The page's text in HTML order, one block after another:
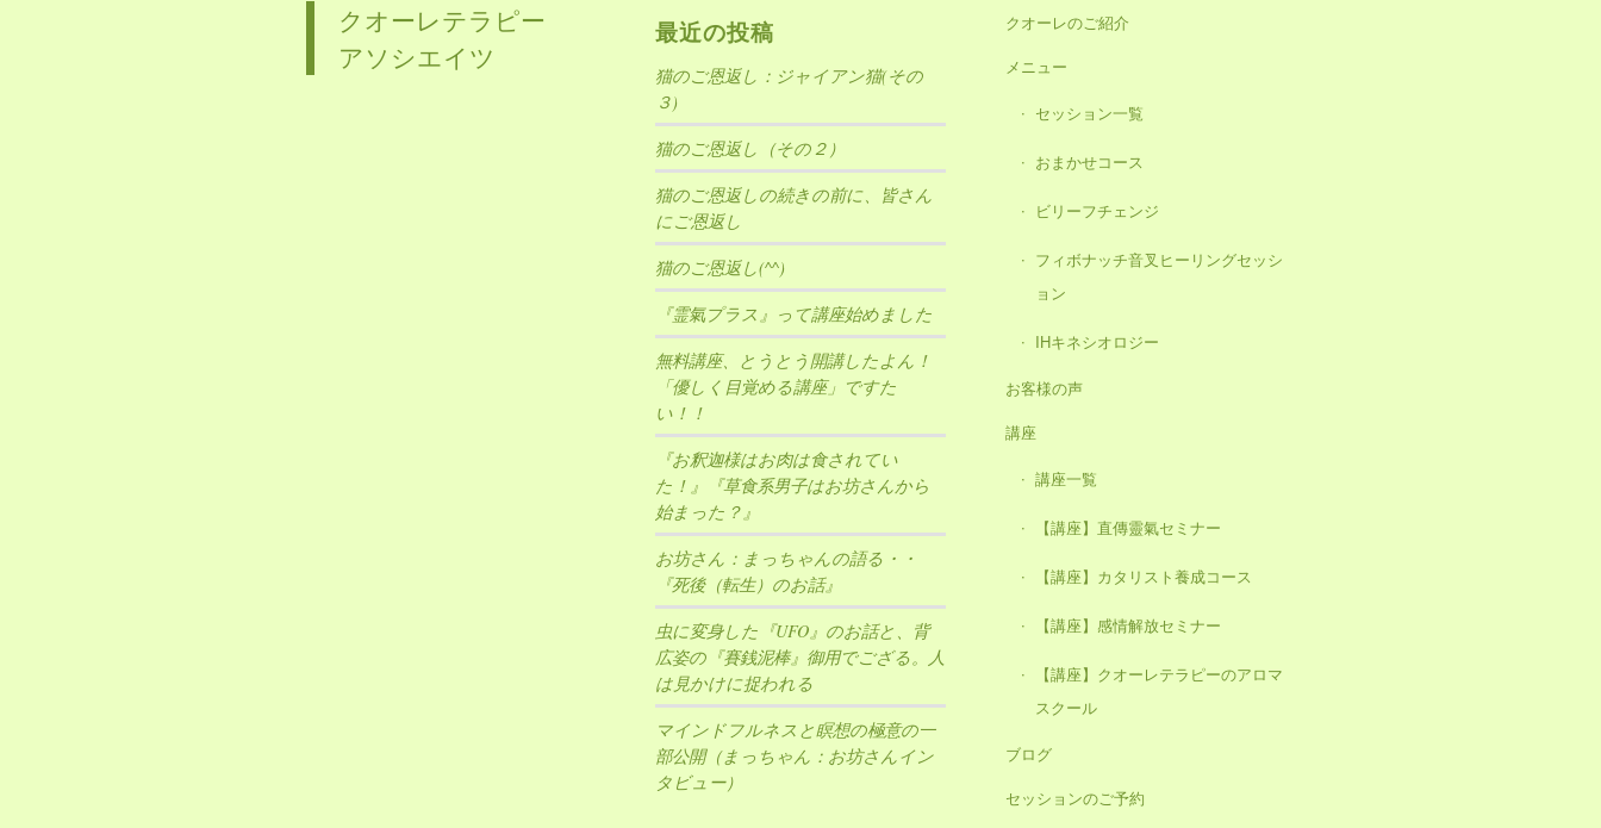
クオーレテラピー
アソシエイツ
最近の投稿
猫のご恩返し：ジャイアン猫(その
３)
猫のご恩返し（その２）
猫のご恩返しの続きの前に、皆さん
にご恩返し
猫のご恩返し(^^)
『霊氣プラス』って講座始めました
無料講座、とうとう開講したよん！
「優しく目覚める講座」ですた
い！！
『お釈迦様はお肉は食されてい
た！』『草食系男子はお坊さんから
始まった？』
お坊さん：まっちゃんの語る・・
『死後（転生）のお話』
虫に変身した『UFO』のお話と、背
広姿の『賽銭泥棒』御用でござる。人
は見かけに捉われる
マインドフルネスと瞑想の極意の一
部公開（まっちゃん：お坊さんイン
タビュー）
クオーレのご紹介
メニュー
セッション一覧
おまかせコース
ビリーフチェンジ
フィボナッチ音叉ヒーリングセッシ
ョン
IHキネシオロジー
お客様の声
講座
講座一覧
【講座】直傳靈氣セミナー
【講座】カタリスト養成コース
【講座】感情解放セミナー
【講座】クオーレテラピーのアロマ
スクール
ブログ
セッションのご予約